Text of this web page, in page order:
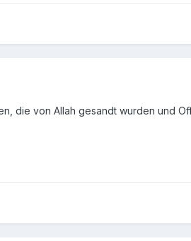
die von Allah gesandt wurden und